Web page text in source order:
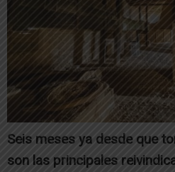
Seis meses ya desde que
son las principales